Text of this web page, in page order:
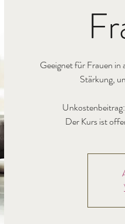
Geeignet für Frauen in
Stärkung,